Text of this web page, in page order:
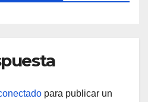
para publicar un